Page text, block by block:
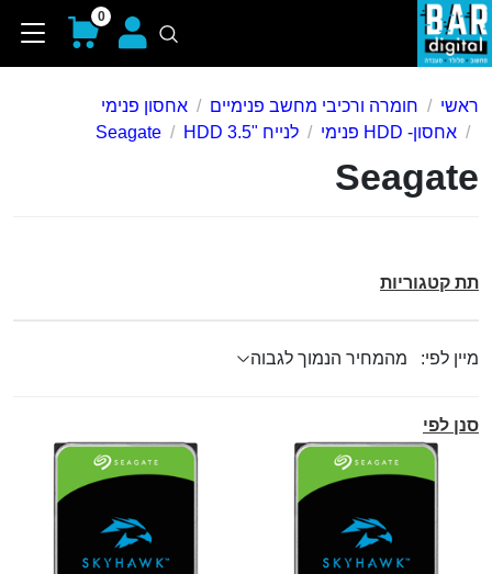
0
ראשי חומרה ורכיבי מחשב פנימיים
אחסון פנימי
אחסון- HDD פנימי
לנייח "HDD 3.5 Seagate
Seagate
תת קטגוריות
מיין לפי:
סנן לפי